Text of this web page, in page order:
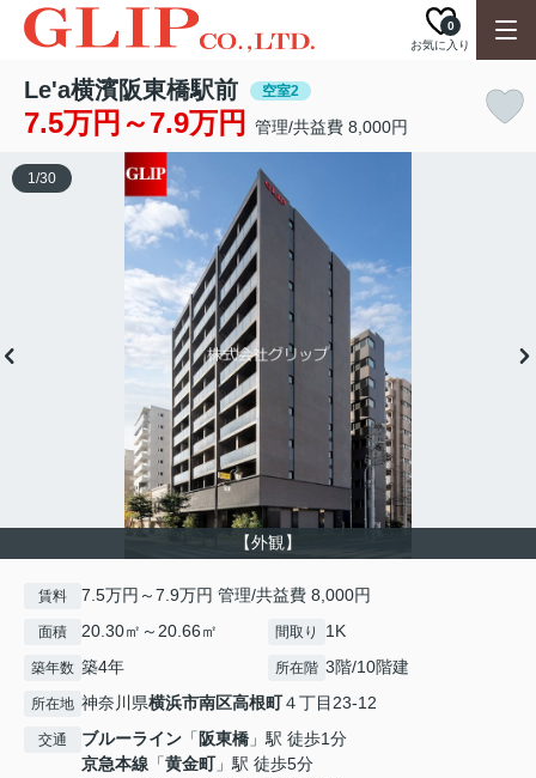
お気に入り
0
Le'a横濱阪東橋駅前 空室2
7.5万円～7.9万円 管理/共益費 8,000円
【外観】
1/30
賃料 7.5万円～7.9万円 管理/共益費 8,000円
面積 20.30㎡～20.66㎡ 間取り 1K
築年数 築4年 所在階 3階/10階建
所在地 神奈川県横浜市南区高根町４丁目23-12
交通 ブルーライン 「 阪東橋 」駅 徒歩1分
京急本線 「黄金町」駅 徒歩5分